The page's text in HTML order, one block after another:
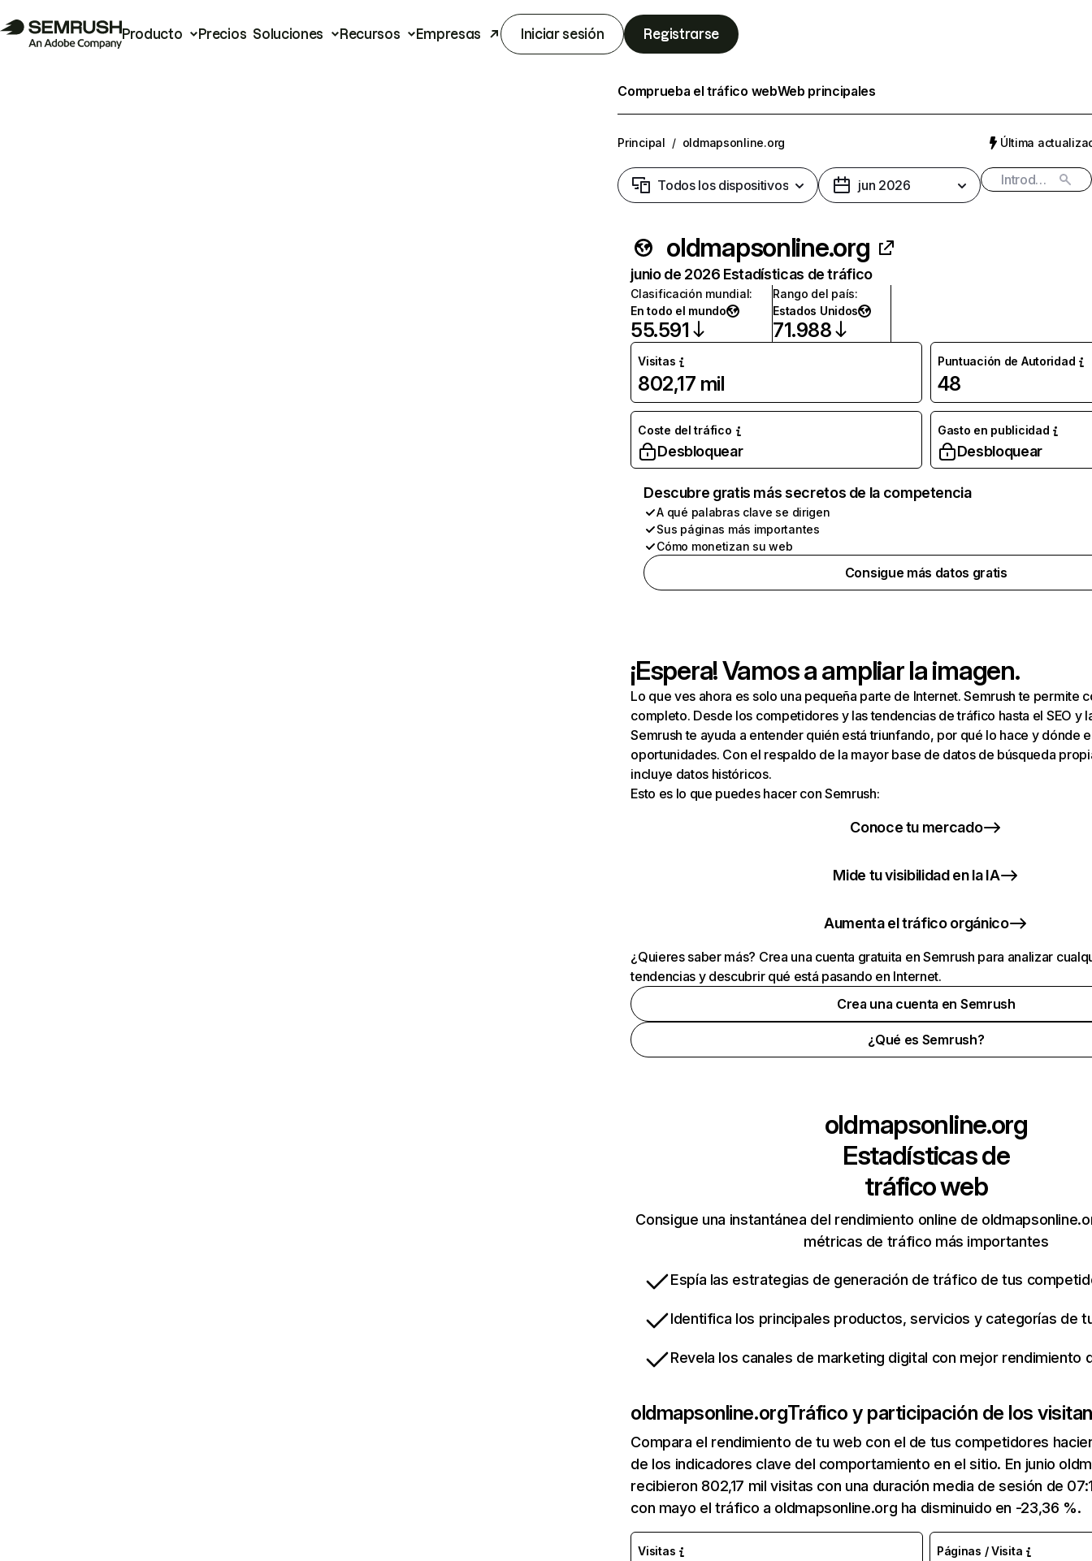
Producto Precios Soluciones Recursos Empresas Iniciar sesión Registrarse
Comprueba el tráfico webWeb principales
Principal / oldmapsonline.org Última
Todos los dispositivos jun 2026
oldmapsonline.org
junio de 2026 Estadísticas de tráfico
Clasificación mundial:
En todo el mundo
55.591
Rango del país:
Estados Unidos
71.988
Visitas
802,17 mil
Puntuación de Autoridad
48
Coste del tráfico
Desbloquear
Gasto en publicidad
Desbloquear
Descubre gratis más secretos de la competencia
A qué palabras clave se dirigen
Sus páginas más importantes
Cómo monetizan su web
Consigue más datos gratis
¡Espera! Vamos a ampliar la imagen.
Lo que ves ahora es solo una pequeña parte de Internet. Semrush te permite
completo. Desde los competidores y las tendencias de tráfico hasta el SEO y
Semrush te ayuda a entender quién está triunfando, por qué lo hace y dónde
oportunidades. Con el respaldo de la mayor base de datos de búsqueda
incluye datos históricos.
Esto es lo que puedes hacer con Semrush:
Conoce tu mercado
Mide tu visibilidad en la IA
Aumenta el tráfico orgánico
¿Quieres saber más? Crea una cuenta gratuita en Semrush para analizar
tendencias y descubrir qué está pasando en Internet.
Crea una cuenta en Semrush
¿Qué es Semrush?
oldmapsonline.org
Estadísticas de
tráfico web
Consigue una instantánea del rendimiento online de
métricas de tráfico más importantes
Espía las estrategias de generación de tráfico de tus
Identifica los principales productos, servicios y categorías de
Revela los canales de marketing digital con mejor rendimiento
oldmapsonline.orgTráfico y participación de los
Compara el rendimiento de tu web con el de tus competidores
de los indicadores clave del comportamiento en el sitio. En junio
recibieron 802,17 mil visitas con una duración media de sesión de
con mayo el tráfico a oldmapsonline.org ha disminuido en -23,36 %.
Visitas Páginas / Visita